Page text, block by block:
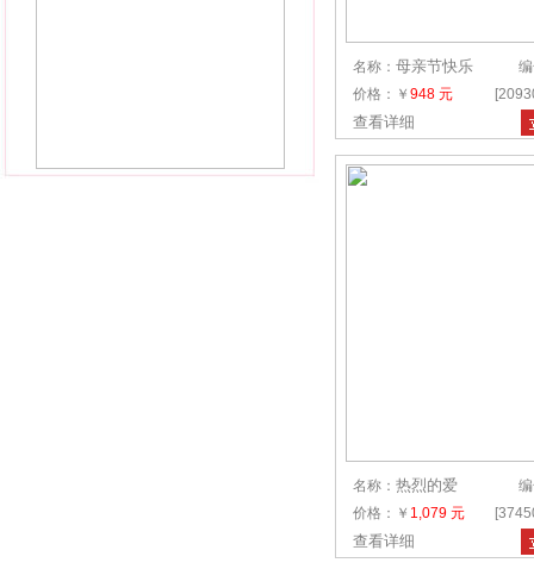
名称： 母亲节快乐
价格：￥ 948 元
查看详细
名称： 热烈的爱
价格：￥ 1,079 元
查看详细